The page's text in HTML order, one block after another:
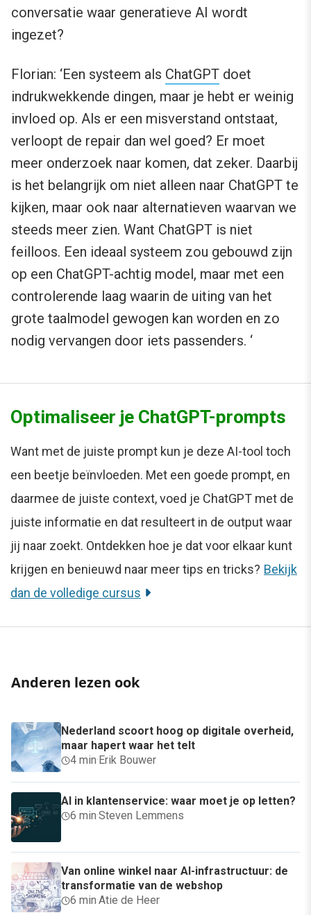
conversatie waar generatieve AI wordt
ingezet?
Florian: ‘Een systeem als ChatGPT doet
indrukwekkende dingen, maar je hebt er weinig
invloed op. Als er een misverstand ontstaat,
verloopt de repair dan wel goed? Er moet
meer onderzoek naar komen, dat zeker. Daarbij
is het belangrijk om niet alleen naar ChatGPT te
kijken, maar ook naar alternatieven waarvan we
steeds meer zien. Want ChatGPT is niet
feilloos. Een ideaal systeem zou gebouwd zijn
op een ChatGPT-achtig model, maar met een
controlerende laag waarin de uiting van het
grote taalmodel gewogen kan worden en zo
nodig vervangen door iets passenders. ‘
Optimaliseer je ChatGPT-prompts
Want met de juiste prompt kun je deze AI-tool toch
een beetje beïnvloeden. Met een goede prompt, en
daarmee de juiste context, voed je ChatGPT met de
juiste informatie en dat resulteert in de output waar
jij naar zoekt. Ontdekken hoe je dat voor elkaar kunt
krijgen en benieuwd naar meer tips en tricks? Bekijk
dan de volledige cursus
Anderen lezen ook
Nederland scoort hoog op digitale overheid,
maar hapert waar het telt
4 min· Erik Bouwer
AI in klantenservice: waar moet je op letten?
6 min·Steven Lemmens
Van online winkel naar AI-infrastructuur: de
transformatie van de webshop
6 min·Atie de Heer